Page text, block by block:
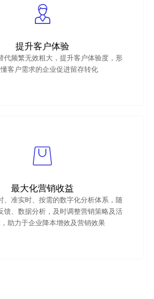
提升客户体验
代频繁无效粗大，提升客户体验度，形
客户需求的企业促进留存转化
最大化营销收益
、准实时、按需的数字化分析体系，随
馈、数据分析，及时调整营销策略及活
助力于企业降本增效及营销效果